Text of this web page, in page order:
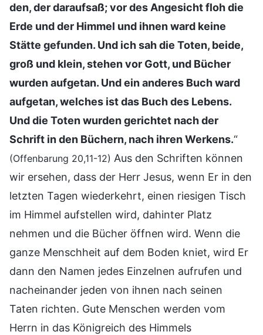
den, der daraufsaß; vor des Angesicht floh die
Erde und der Himmel und ihnen ward keine
Stätte gefunden. Und ich sah die Toten, beide,
groß und klein, stehen vor Gott, und Bücher
wurden aufgetan. Und ein anderes Buch ward
aufgetan, welches ist das Buch des Lebens.
Und die Toten wurden gerichtet nach der
Schrift in den Büchern, nach ihren Werkens.“
(Offenbarung 20,11-12) Aus den Schriften können
wir ersehen, dass der Herr Jesus, wenn Er in den
letzten Tagen wiederkehrt, einen riesigen Tisch
im Himmel aufstellen wird, dahinter Platz
nehmen und die Bücher öffnen wird. Wenn die
ganze Menschheit auf dem Boden kniet, wird Er
dann den Namen jedes Einzelnen aufrufen und
nacheinander jeden von ihnen nach seinen
Taten richten. Gute Menschen werden vom
Herrn in das Königreich des Himmels